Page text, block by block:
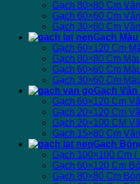
Gạch 80×80 Cm
Gạch 60×60 Cm
Gạch 30×60 Cm
Gạch
Gạch 60×120 Cm
Gạch 80×80 Cm
Gạch 60×60 Cm
Gạch 30×60 Cm
Gạch Vân
Gạch 60×120 Cm
Gạch 20×120 Cm
Gạch 20×100 CM
Gạch 15×80 Cm
Gạch
Gạch 100×100 Cm (
Gạch 60×120 Cm
Gạch 80×80 Cm